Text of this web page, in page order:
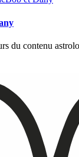
du contenu